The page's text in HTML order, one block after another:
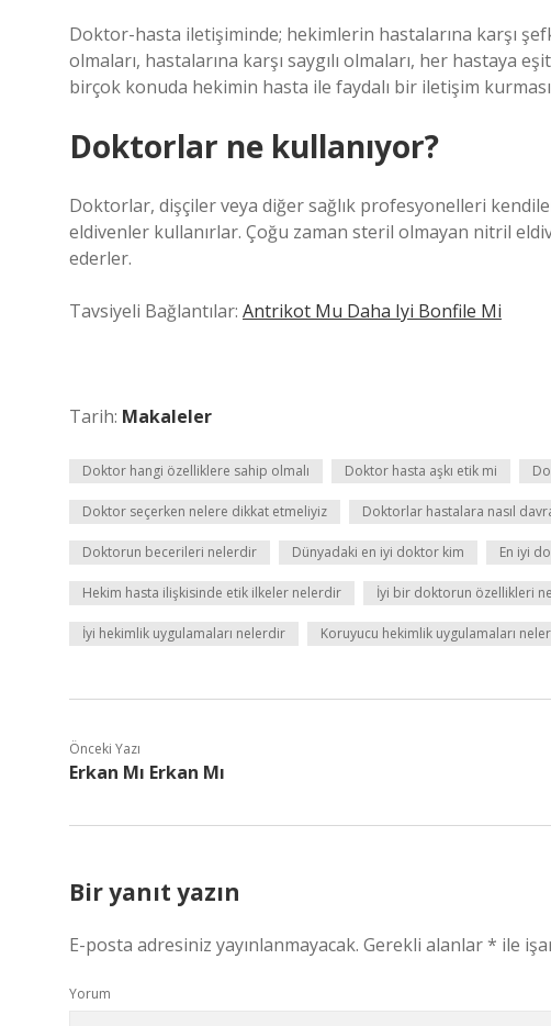
Doktor-hasta iletişiminde; hekimlerin hastalarına karşı
olmaları, hastalarına karşı saygılı olmaları, her hastaya
birçok konuda hekimin hasta ile faydalı bir iletişim
Doktorlar ne kullanıyor?
Doktorlar, dişçiler veya diğer sağlık profesyonelleri
eldivenler kullanırlar. Çoğu zaman steril olmayan nitril
ederler.
Tavsiyeli Bağlantılar: Antrikot Mu Daha Iyi Bonfile Mi
Tarih: Makaleler
Doktor hangi özelliklere sahip olmalı Doktor hasta aşkı etik mi
Doktor seçerken nelere dikkat etmeliyiz Doktorlar hastalara nasıl
Doktorun becerileri nelerdir Dünyadaki en iyi doktor kim En iyi
Hekim hasta ilişkisinde etik ilkeler nelerdir İyi bir doktorun özellikleri
İyi hekimlik uygulamaları nelerdir Koruyucu hekimlik uygulamaları
Önceki Yazı
Erkan Mı Erkan Mı
Bir yanıt yazın
E-posta adresiniz yayınlanmayacak. Gerekli alanlar* ile
Yorum